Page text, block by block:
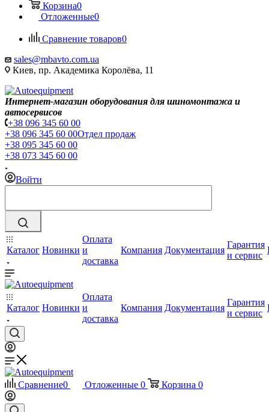
Корзина0
Отложенные0
Сравнение товаров0
sales@mbavto.com.ua
Киев, пр. Академика Королёва, 11
Интернет-магазин оборудования для шиномонтажа и
автосервисов
+38 096 345 60 00
+38 096 345 60 00Отдел продаж
+38 095 345 60 00
+38 073 345 60 00
Войти
Каталог Новинки
Оплата
и
доставка
Компания Документация
Гарантия
и сервис
Каталог Новинки
Оплата
и
доставка
Компания Документация
Гарантия
и сервис
Сравнение0 Отложенные 0 Корзина 0